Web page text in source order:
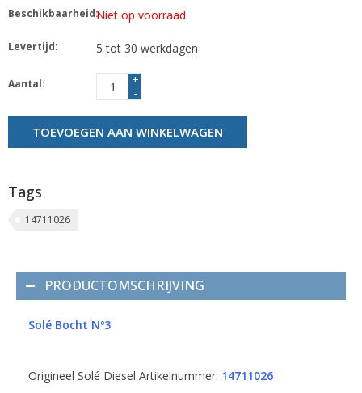
Beschikbaarheid:Niet op voorraad
Levertijd: 5 tot 30 werkdagen
Aantal:
+
-
TOEVOEGEN AAN WINKELWAGEN
Tags
14711026
PRODUCTOMSCHRIJVING
Solé Bocht Nº3
Origineel Solé Diesel Artikelnummer: 14711026